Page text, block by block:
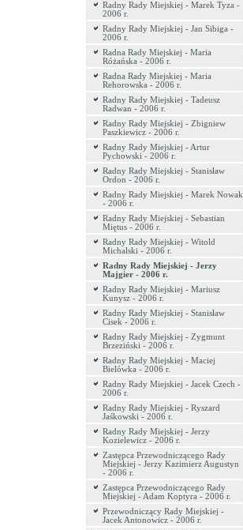
Radny Rady Miejskiej - Marek Tyza -
2006 r.
Radny Rady Miejskiej - Jan Sibiga -
2006 r.
Radna Rady Miejskiej - Maria
Różańska - 2006 r.
Radna Rady Miejskiej - Maria
Rehorowska - 2006 r.
Radny Rady Miejskiej - Tadeusz
Radwan - 2006 r.
Radny Rady Miejskiej - Zbigniew
Paszkiewicz - 2006 r.
Radny Rady Miejskiej - Artur
Pychowski - 2006 r.
Radny Rady Miejskiej - Stanisław
Ordon - 2006 r.
Radny Rady Miejskiej - Marek Nowak
- 2006 r.
Radny Rady Miejskiej - Sebastian
Miętus - 2006 r.
Radny Rady Miejskiej - Witold
Michalski - 2006 r.
Radny Rady Miejskiej - Jerzy
Majgier - 2006 r.
Radny Rady Miejskiej - Mariusz
Kunysz - 2006 r.
Radny Rady Miejskiej - Stanisław
Cisek - 2006 r.
Radny Rady Miejskiej - Zygmunt
Brzeziński - 2006 r.
Radny Rady Miejskiej - Maciej
Bielówka - 2006 r.
Radny Rady Miejskiej - Jacek Czech -
2006 r.
Radny Rady Miejskiej - Ryszard
Jaśkowski - 2006 r.
Radny Rady Miejskiej - Jerzy
Kozielewicz - 2006 r.
Zastępca Przewodniczącego Rady
Miejskiej - Jerzy Kazimierz Augustyn
- 2006 r.
Zastępca Przewodniczącego Rady
Miejskiej - Adam Koptyra - 2006 r.
Przewodniczący Rady Miejskiej -
Jacek Antonowicz - 2006 r.